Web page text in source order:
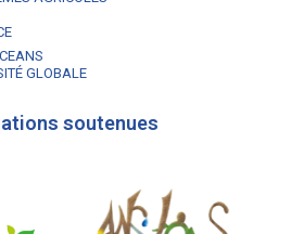
GLOBALE
soutenues​​